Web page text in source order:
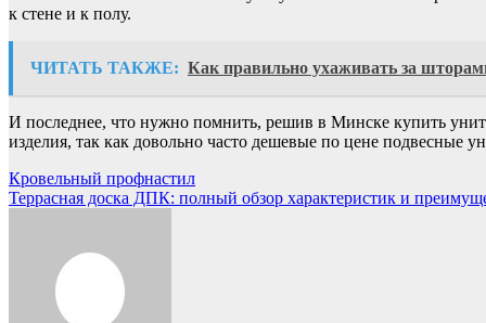
к стене и к полу.
ЧИТАТЬ ТАКЖЕ: Как правильно ухаживать за
И последнее, что нужно помнить, решив в Минске купить
изделия, так как довольно часто дешевые по цене подвесные
Навигация
по
Кровельный профнастил
Террасная доска ДПК: полный обзор характеристик и